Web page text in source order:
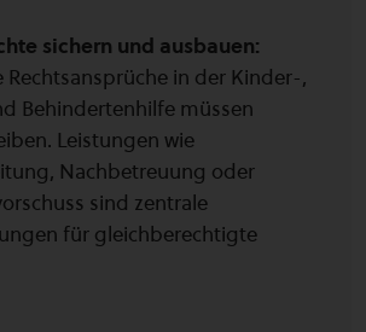
sichern und ausbauen:
Rechtsansprüche in der Kinder-,
Behindertenhilfe müssen
Leistungen wie
Nachbetreuung oder
sind zentrale
für gleichberechtigte